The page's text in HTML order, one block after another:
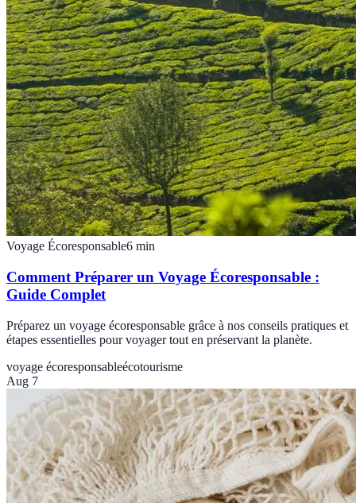
Voyage Écoresponsable6 min
Comment Préparer un Voyage Écoresponsable :
Guide Complet
Préparez un voyage écoresponsable grâce à nos conseils pratiques et
étapes essentielles pour voyager tout en préservant la planète.
voyage écoresponsableécotourisme
Aug 7